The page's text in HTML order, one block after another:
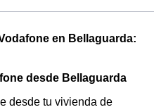
en Bellaguarda:
desde Bellaguarda
desde tu vivienda de